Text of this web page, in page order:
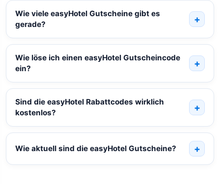
Wie viele easyHotel Gutscheine gibt es
gerade?
Wie löse ich einen easyHotel Gutscheincode
ein?
Sind die easyHotel Rabattcodes wirklich
kostenlos?
Wie aktuell sind die easyHotel Gutscheine?